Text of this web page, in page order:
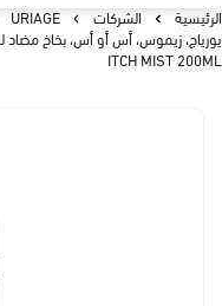
الرئيسية الشركات
URIAGE
ITCH MIST 200ML